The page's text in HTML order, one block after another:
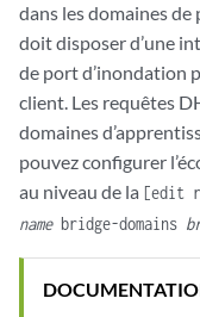
dans les domaines de
doit disposer d’une
de port d’inondation
client. Les requêtes
domaines
pouvez configurer
au niveau de la [edit
namebridge-domains